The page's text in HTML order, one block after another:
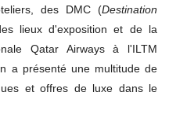
des DMC (Destination
lieux d'exposition et de la
Qatar Airways à l'ILTM
a présenté une multitude de
et offres de luxe dans le